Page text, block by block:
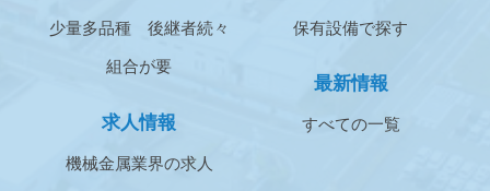
少量多品種 後継者続々
組合が要
求人情報
機械金属業界の求人
保有設備で探す
最新情報
すべての一覧